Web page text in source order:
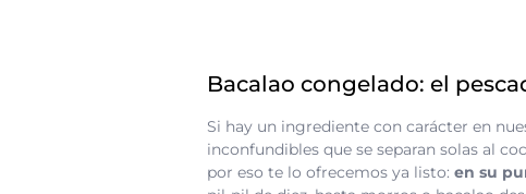
Bacalao congelado: el
Si hay un ingrediente con carácter en
inconfundibles que se separan solas al
por eso te lo ofrecemos ya listo: en su